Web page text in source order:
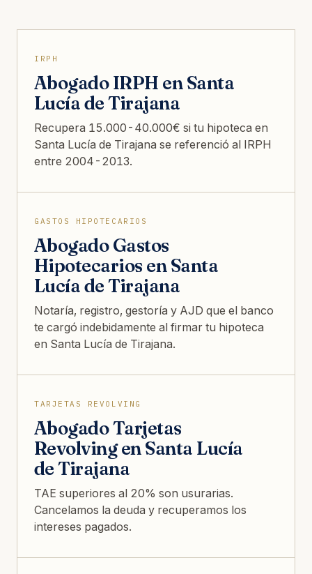
IRPH
Abogado IRPH en Santa
Lucía de Tirajana
Recupera 15.000-40.000€ si tu hipoteca en
Santa Lucía de Tirajana se referenció al IRPH
entre 2004-2013.
GASTOS HIPOTECARIOS
Abogado Gastos
Hipotecarios en Santa
Lucía de Tirajana
Notaría, registro, gestoría y AJD que el banco
te cargó indebidamente al firmar tu hipoteca
en Santa Lucía de Tirajana.
TARJETAS REVOLVING
Abogado Tarjetas
Revolving en Santa Lucía
de Tirajana
TAE superiores al 20% son usurarias.
Cancelamos la deuda y recuperamos los
intereses pagados.